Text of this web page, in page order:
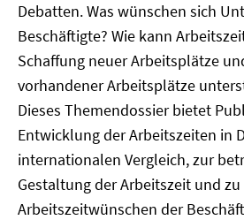
Debatten. Was wünschen sich
Beschäftigte? Wie kann
Schaffung neuer Arbeitsplätze
vorhandener Arbeitsplätze
Dieses Themendossier bietet
Entwicklung der Arbeitszeiten in
internationalen Vergleich, zur
Gestaltung der Arbeitszeit und zu
Arbeitszeitwünschen der